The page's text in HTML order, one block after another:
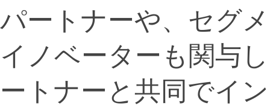
パートナーや、セグ
イノベーターも関与
ートナーと共同でイ